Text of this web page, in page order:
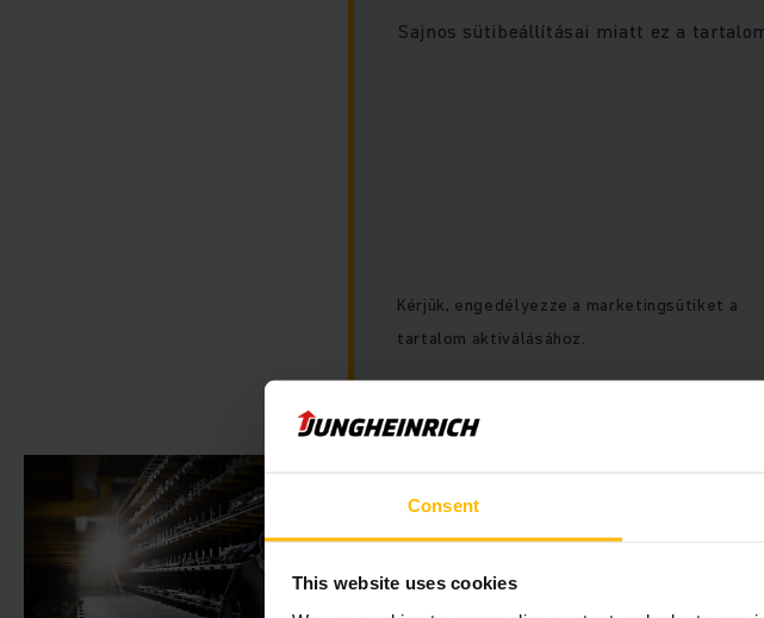
Consent
This website uses cookies
Sajnos sütibeállításai miatt ez a
Kérjük, engedélyezze a marketingsütiket a
tartalom aktiválásához.